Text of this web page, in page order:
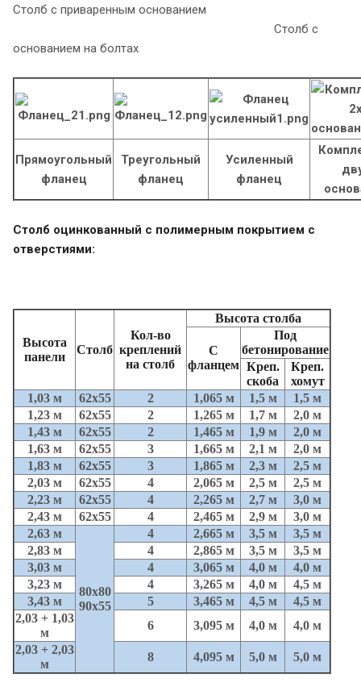
Столб с приваренным основанием
Столб с
основанием на болтах
Прямоугольный
фланец
Треугольный
фланец
Усиленный
фланец
Столб оцинкованный с полимерным покрытием с
отверстиями:
Высота
панели
Столб
Кол-во
креплений
на столб
Высота столба
С
фланцем
Под
бетонирование
Креп.
скоба
Креп.
хомут
1,03 м
62х55 2 1,065 м 1,5 м
1,5 м
1,23 м
62х55 2 1,265 м 1,7 м
2,0 м
1,43 м
62х55 2 1,465 м 1,9 м
2,0 м
1,63 м
62х55 3 1,665 м 2,1 м
2,0 м
1,83 м
62х55 3 1,865 м 2,3 м
2,5 м
2,03 м
62х55 4 2,065 м 2,5 м
2,5 м
2,23 м
62х55 4 2,265 м 2,7 м
3,0 м
2,43 м
62х55 4 2,465 м 2,9 м
3,0 м
2,63 м
80х80
90х55
4 2,665 м 3,5 м
3,5 м
2,83 м
4 2,865 м 3,5 м
3,5 м
3,03 м
4 3,065 м 4,0 м
4,0 м
3,23 м
4 3,265 м 4,0 м
4,5 м
3,43 м
5 3,465 м 4,5 м
4,5 м
2,03 + 1,03
м
6 3,095 м 4,0 м
4,0 м
2,03 + 2,03
м
8 4,095 м 5,0 м 5,0 м